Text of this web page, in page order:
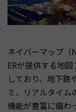
ネイバーマップ（
ERが提供する地
しており、地下鉄
ミ、リアルタイム
機能が豊富に備わ